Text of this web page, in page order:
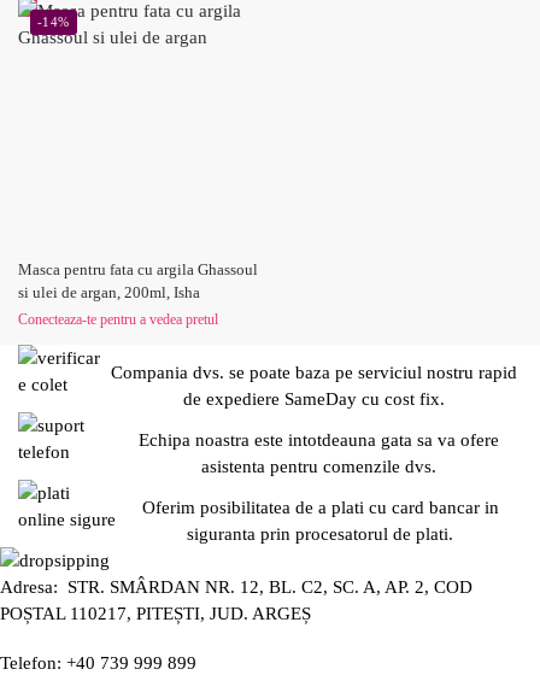
-14%
Masca pentru fata cu argila Ghassoul
si ulei de argan, 200ml, Isha
Conecteaza-te pentru a vedea pretul
Compania dvs. se poate baza pe serviciul nostru rapid
de expediere SameDay cu cost fix.
Echipa noastra este intotdeauna gata sa va ofere
asistenta pentru comenzile dvs.
Oferim posibilitatea de a plati cu card bancar in
siguranta prin procesatorul de plati.
Adresa: STR. SMÂRDAN NR. 12, BL. C2, SC. A, AP. 2, COD
POȘTAL 110217, PITEȘTI, JUD. ARGEȘ
Telefon: +40 739 999 899